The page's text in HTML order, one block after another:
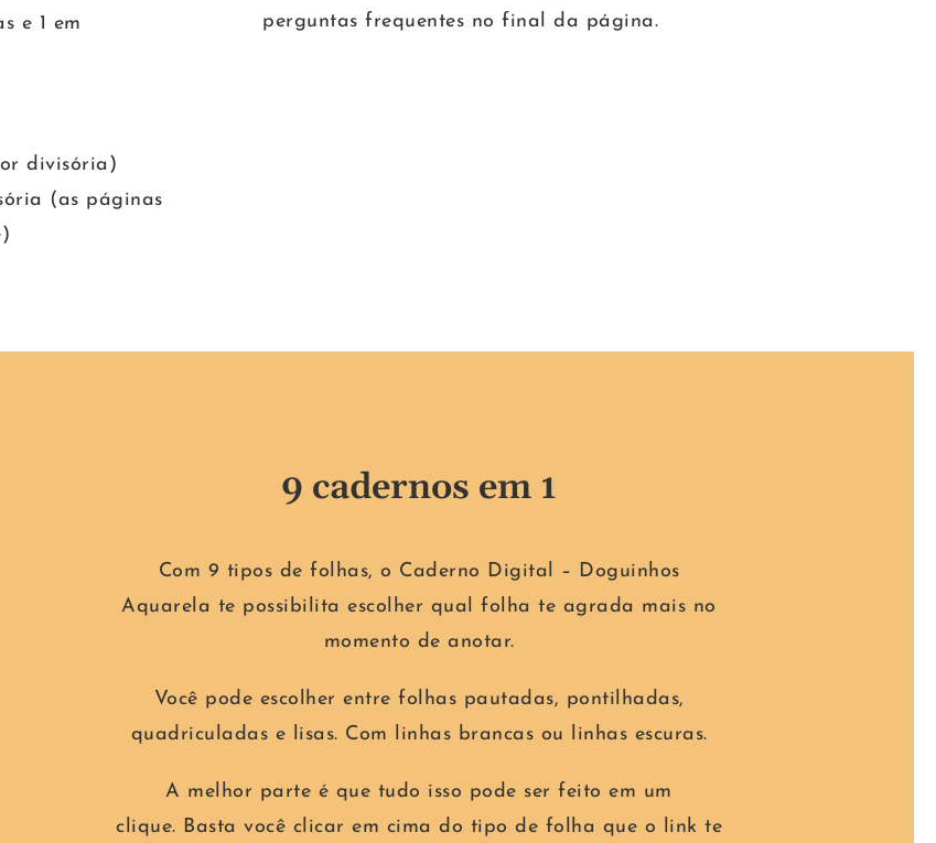
e 1 em
divisória)
(as páginas
perguntas frequentes no final da página.
9 cadernos em 1
Com 9 tipos de folhas, o Caderno Digital – Doguinhos
Aquarela te possibilita escolher qual folha te agrada mais no
momento de anotar.
Você pode escolher entre folhas pautadas, pontilhadas,
quadriculadas e lisas. Com linhas brancas ou linhas escuras.
A melhor parte é que tudo isso pode ser feito em um
clique. Basta você clicar em cima do tipo de folha que o link te